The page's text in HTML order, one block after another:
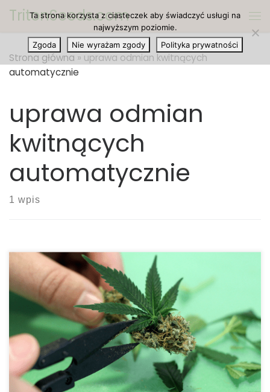
Przejdź do treści
TritonSeeds.com
Strona główna » uprawa odmian kwitnących
automatycznie
uprawa odmian
kwitnących
automatycznie
1 wpis
Odmiany automatycznie kwitnące mogą dawać
naprawdę imponujące plony w optymalnych
warunkach. Ale jakie powinny być te warunki?
Odpowiednie oświetlenie Wszystkie automatycznie
kwitnące marihuany posiadają geny ruderalis –
umożliwiających szybszy, bardziej odporny wzrost
bez konieczności zmiany harmonogramu
oświetlenia w celu wywołania […]
Ta strona korzysta z ciasteczek aby świadczyć usługi na
najwyższym poziomie.
Zgoda
Nie wyrażam zgody Polityka prywatności